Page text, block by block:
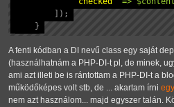
) ;
}
A fenti kódban a DI nevű class egy saját
(használhatnám a PHP-DI-t pl, de minek,
ami azt illeti be is rántottam a PHP-DI-t a
működőképes volt stb, de ... akartam írni
nem azt használom... majd egyszer talán.